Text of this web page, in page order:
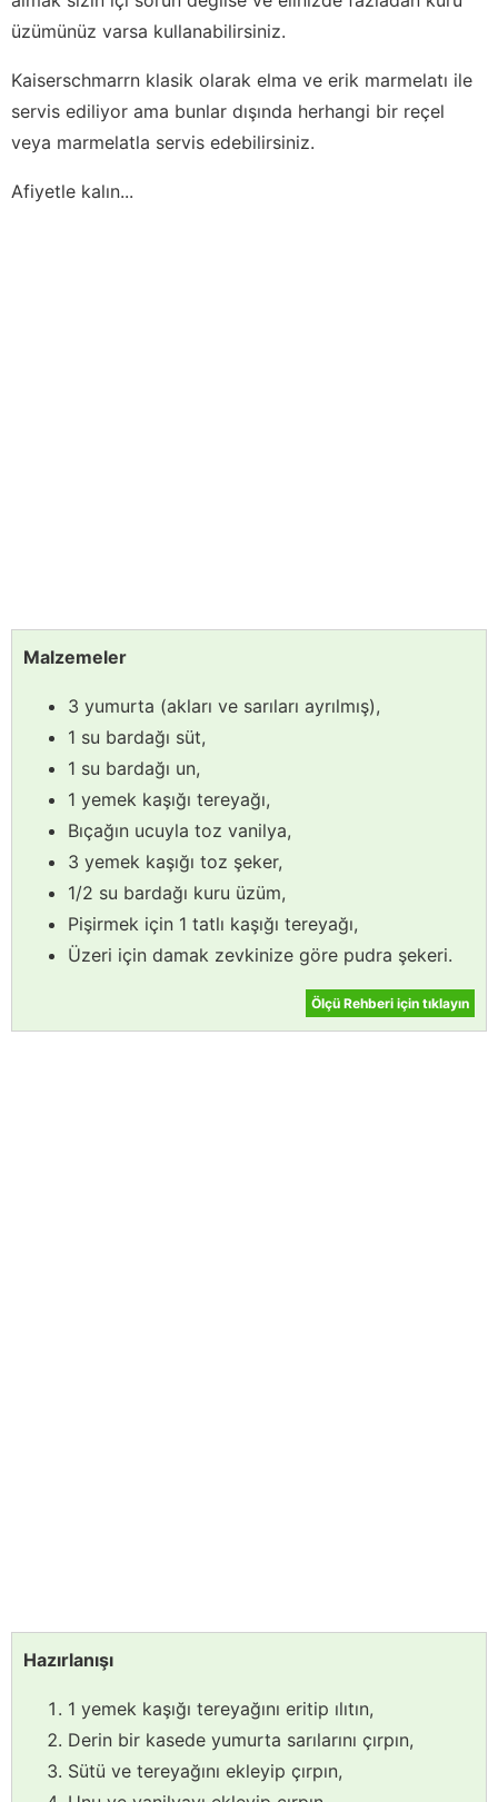
üzümünüz varsa kullanabilirsiniz.
Kaiserschmarrn klasik olarak elma ve erik marmelatı ile
servis ediliyor ama bunlar dışında herhangi bir reçel
veya marmelatla servis edebilirsiniz.
Afiyetle kalın...
Malzemeler
3 yumurta (akları ve sarıları ayrılmış),
1 su bardağı süt,
1 su bardağı un,
1 yemek kaşığı tereyağı,
Bıçağın ucuyla toz vanilya,
3 yemek kaşığı toz şeker,
1/2 su bardağı kuru üzüm,
Pişirmek için 1 tatlı kaşığı tereyağı,
Üzeri için damak zevkinize göre pudra şekeri.
Ölçü Rehberi için tıklayın
Hazırlanışı
1 yemek kaşığı tereyağını eritip ılıtın,
Derin bir kasede yumurta sarılarını çırpın,
Sütü ve tereyağını ekleyip çırpın,